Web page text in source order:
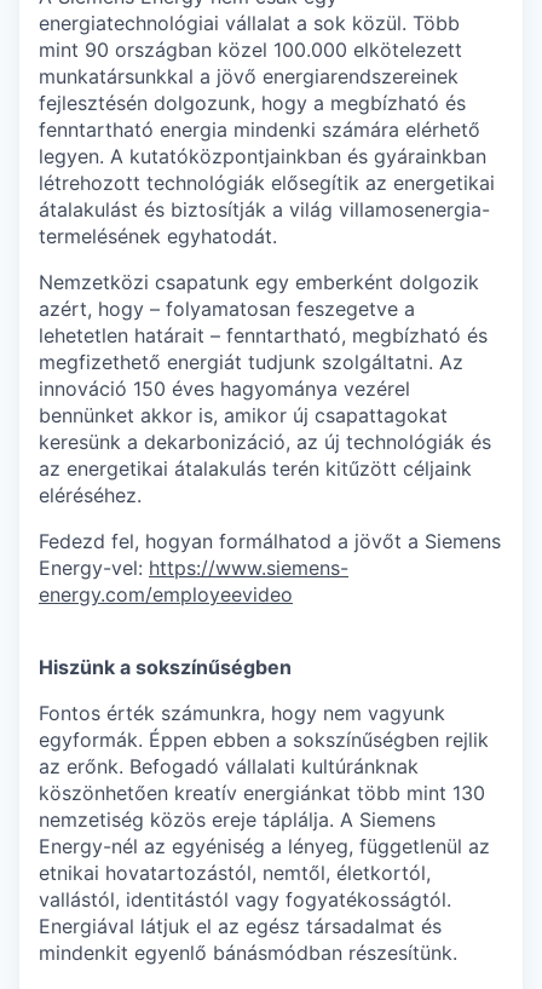
energiatechnológiai vállalat a sok közül. Több
mint 90 országban közel 100.000 elkötelezett
munkatársunkkal a jövő energiarendszereinek
fejlesztésén dolgozunk, hogy a megbízható és
fenntartható energia mindenki számára elérhető
legyen. A kutatóközpontjainkban és gyárainkban
létrehozott technológiák elősegítik az energetikai
átalakulást és biztosítják a világ villamosenergia-
termelésének egyhatodát.
Nemzetközi csapatunk egy emberként dolgozik
azért, hogy – folyamatosan feszegetve a
lehetetlen határait – fenntartható, megbízható és
megfizethető energiát tudjunk szolgáltatni. Az
innováció 150 éves hagyománya vezérel
bennünket akkor is, amikor új csapattagokat
keresünk a dekarbonizáció, az új technológiák és
az energetikai átalakulás terén kitűzött céljaink
eléréséhez.
Fedezd fel, hogyan formálhatod a jövőt a Siemens
Energy-vel: https://www.siemens-
energy.com/employeevideo
Hiszünk a sokszínűségben
Fontos érték számunkra, hogy nem vagyunk
egyformák. Éppen ebben a sokszínűségben rejlik
az erőnk. Befogadó vállalati kultúránknak
köszönhetően kreatív energiánkat több mint 130
nemzetiség közös ereje táplálja. A Siemens
Energy-nél az egyéniség a lényeg, függetlenül az
etnikai hovatartozástól, nemtől, életkortól,
vallástól, identitástól vagy fogyatékosságtól.
Energiával látjuk el az egész társadalmat és
mindenkit egyenlő bánásmódban részesítünk.